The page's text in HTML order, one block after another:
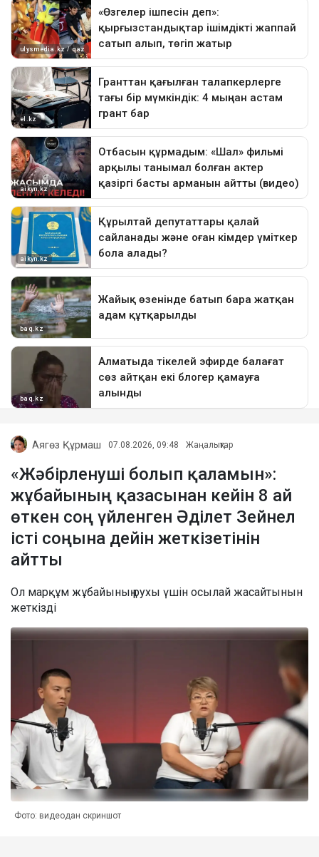
Аягөз Құрмаш 07.08.2026, 09:48 Жаңалықтар
«Жәбірленуші болып қаламын»:
жұбайының қазасынан кейін 8 ай
өткен соң үйленген Әділет Зейнел
істі соңына дейін жеткізетінін
айтты
Ол марқұм жұбайының рухы үшін осылай жасайтынын
жеткізді
Фото: видеодан скриншот